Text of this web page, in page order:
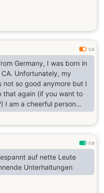
0.6
Germany, I was born in
CA. Unfortunately, my
not so good anymore but I
that again (if you want to
I am a cheerful person
his "structures". I'm also
nerdy. If you want to get to
0.8
auf nette Leute
Unterhaltungen